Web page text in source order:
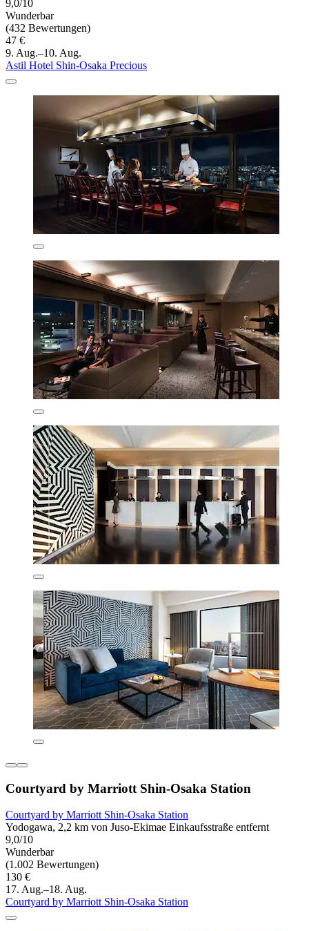
9,0/10
Wunderbar
(432 Bewertungen)
47 €
9. Aug.–10. Aug.
Astil Hotel Shin-Osaka Precious
Courtyard by Marriott Shin-Osaka Station
Courtyard by Marriott Shin-Osaka Station
Yodogawa, 2,2 km von Juso-Ekimae Einkaufsstraße entfernt
9,0/10
Wunderbar
(1.002 Bewertungen)
130 €
17. Aug.–18. Aug.
Courtyard by Marriott Shin-Osaka Station